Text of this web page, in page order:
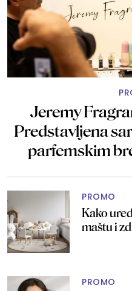
Jeremy
Predstavljena
parfemskim
PROMO
Kako
maštu i
PROMO